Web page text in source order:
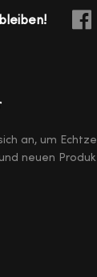
an, um
neuen